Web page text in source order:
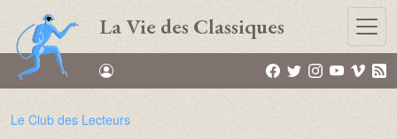
Aller au contenu principal
La Vie des Classiques
Le Club des Lecteurs